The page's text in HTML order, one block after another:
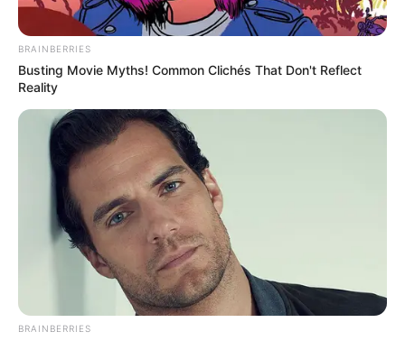
BRAINBERRIES
Busting Movie Myths! Common Clichés That Don't Reflect
Reality
BRAINBERRIES